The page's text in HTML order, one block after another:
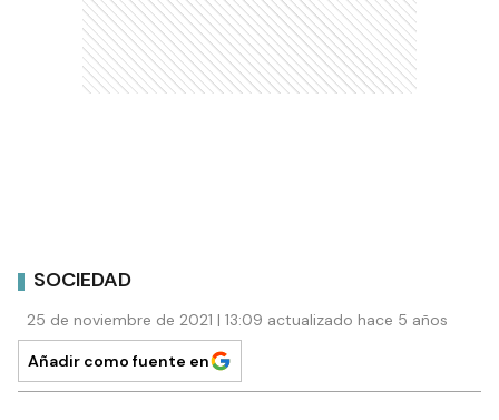
SOCIEDAD
25 de noviembre de 2021 | 13:09 actualizado hace 5 años
Añadir como fuente en